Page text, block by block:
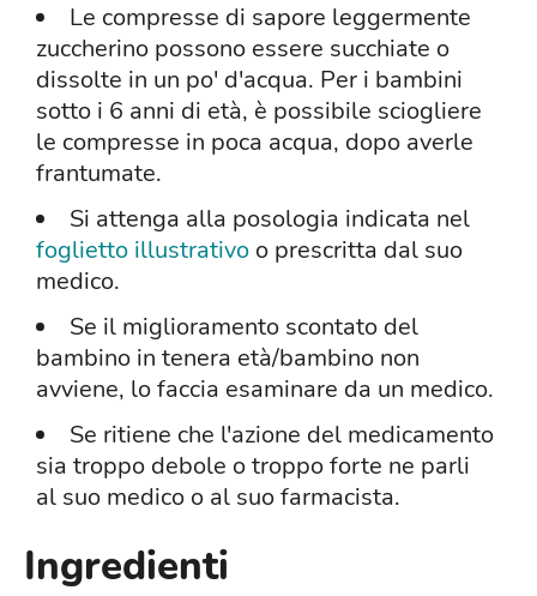
Le compresse di sapore leggermente
zuccherino possono essere succhiate o
dissolte in un po' d'acqua. Per i bambini
sotto i 6 anni di età, è possibile sciogliere
le compresse in poca acqua, dopo averle
frantumate.
Si attenga alla posologia indicata nel
foglietto illustrativo o prescritta dal suo
medico.
Se il miglioramento scontato del
bambino in tenera età/bambino non
avviene, lo faccia esaminare da un medico.
Se ritiene che l'azione del medicamento
sia troppo debole o troppo forte ne parli
al suo medico o al suo farmacista.
Ingredienti